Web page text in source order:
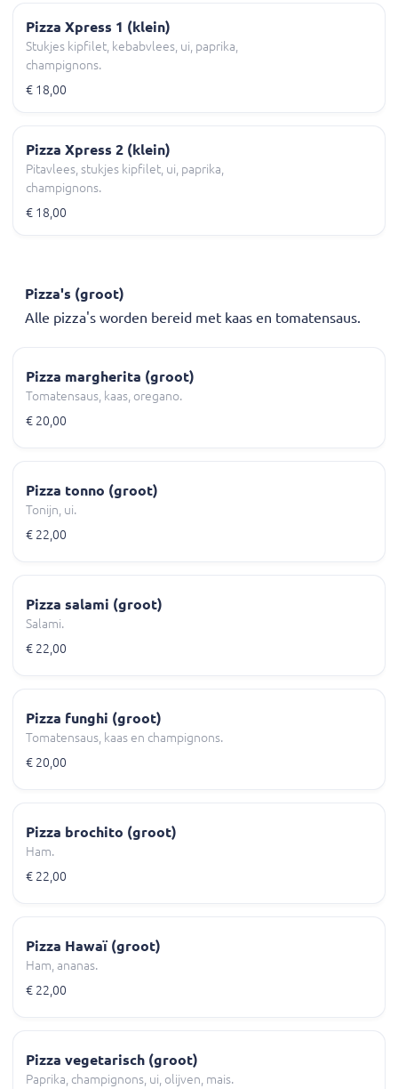
Pizza Xpress 1 (klein)
Stukjes kipfilet, kebabvlees, ui, paprika,
champignons.
€ 18,00
Pizza Xpress 2 (klein)
Pitavlees, stukjes kipfilet, ui, paprika,
champignons.
€ 18,00
Pizza's (groot)
Alle pizza's worden bereid met kaas en tomatensaus.
Pizza margherita (groot)
Tomatensaus, kaas, oregano.
€ 20,00
Pizza tonno (groot)
Tonijn, ui.
€ 22,00
Pizza salami (groot)
Salami.
€ 22,00
Pizza funghi (groot)
Tomatensaus, kaas en champignons.
€ 20,00
Pizza brochito (groot)
Ham.
€ 22,00
Pizza Hawaï (groot)
Ham, ananas.
€ 22,00
Pizza vegetarisch (groot)
Paprika, champignons, ui, olijven, mais.